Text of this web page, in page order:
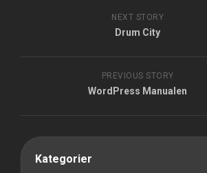
NEXT STORY
Drum City
PREVIOUS STORY
WordPress Manualen
Kategorier